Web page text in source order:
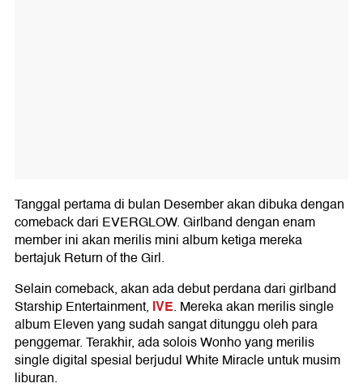
Tanggal pertama di bulan Desember akan dibuka dengan
comeback dari EVERGLOW. Girlband dengan enam
member ini akan merilis mini album ketiga mereka
bertajuk Return of the Girl.
Selain comeback, akan ada debut perdana dari girlband
Starship Entertainment, IVE. Mereka akan merilis single
album Eleven yang sudah sangat ditunggu oleh para
penggemar. Terakhir, ada solois Wonho yang merilis
single digital spesial berjudul White Miracle untuk musim
liburan.